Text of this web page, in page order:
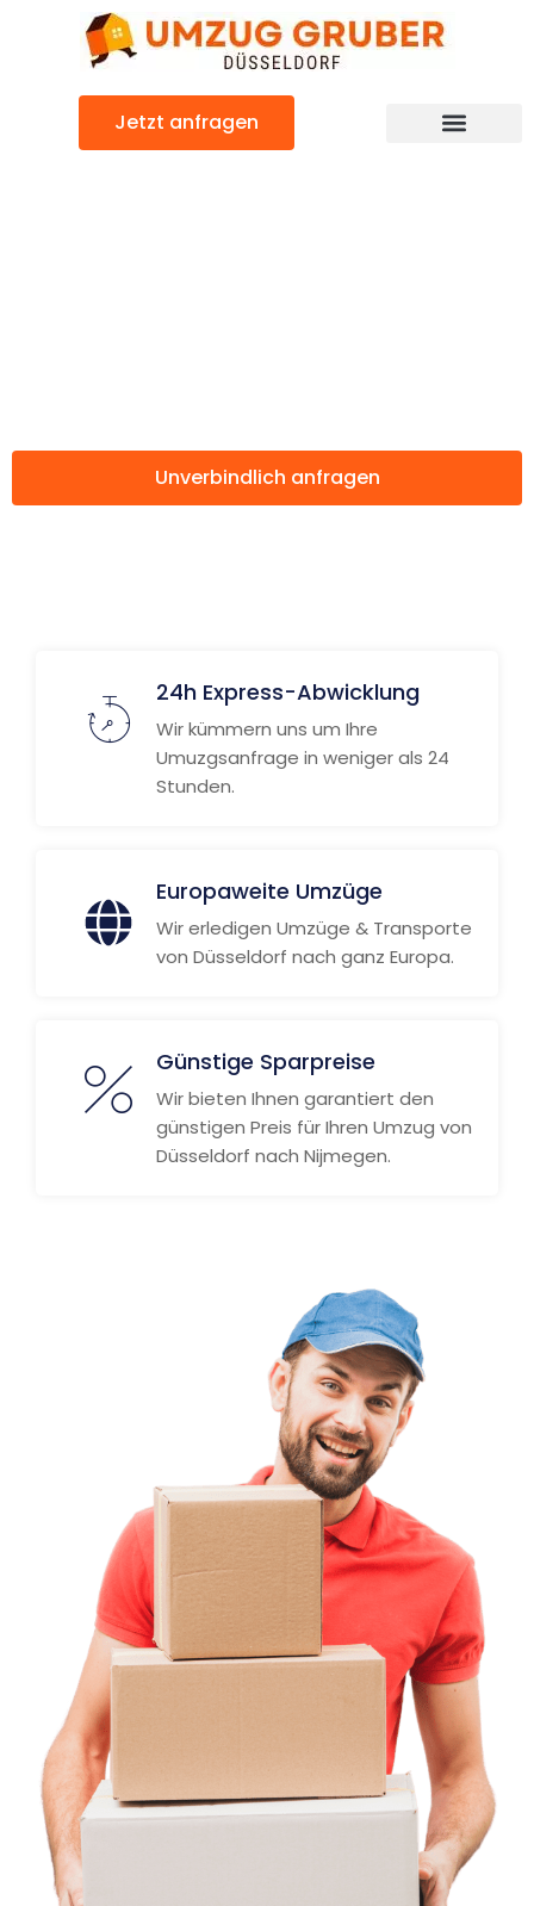
Jetzt anfragen
Unverbindlich anfragen
24h Express-Abwicklung
Wir kümmern uns um Ihre
Umuzgsanfrage in weniger als 24
Stunden.
Europaweite Umzüge
Wir erledigen Umzüge & Transporte
von Düsseldorf nach ganz Europa.
Günstige Sparpreise
Wir bieten Ihnen garantiert den
günstigen Preis für Ihren Umzug von
Düsseldorf nach Nijmegen.